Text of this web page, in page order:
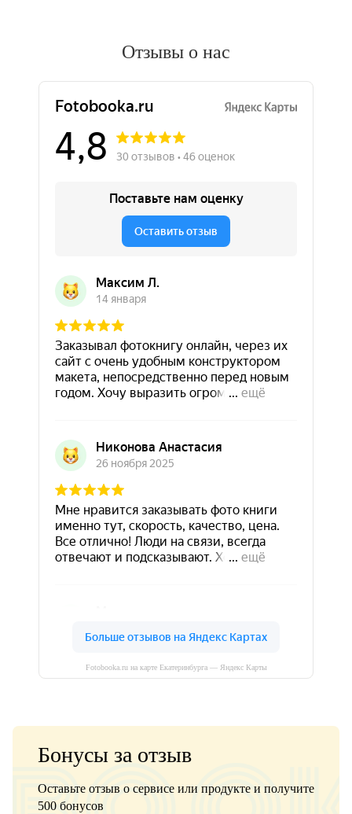
Отзывы о нас
Fotobooka.ru на карте Екатеринбурга — Яндекс Карты
Бонусы за отзыв
Оставьте отзыв о сервисе или продукте и получите
500 бонусов